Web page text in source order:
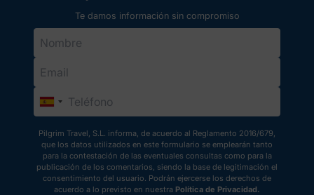
Te damos información sin compromiso
Pilgrim Travel, S.L. informa, de acuerdo al Reglamento 2016/679,
que los datos utilizados en este formulario se emplearán tanto
para la contestación de las eventuales consultas como para la
publicación de los comentarios, siendo la base de legitimación el
consentimiento del usuario. Podrán ejercerse los derechos de
acuerdo a lo previsto en nuestra Política de Privacidad.